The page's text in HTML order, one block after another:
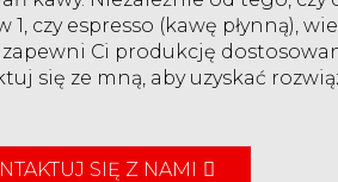
Loading...
Loading...
1, czy espresso (kawę płynną),
zapewni Ci produkcję
się ze mną, aby uzyskać
SIĘ Z NAMI